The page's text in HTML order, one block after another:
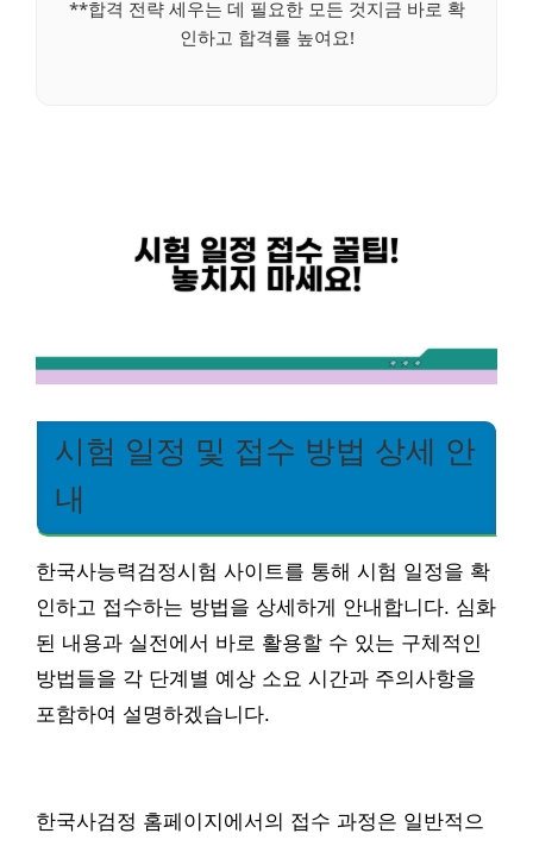
**합격 전략 세우는 데 필요한 모든 것지금 바로 확
인하고 합격률 높여요!
시험 일정 및 접수 방법 상세 안
내
한국사능력검정시험 사이트를 통해 시험 일정을 확
인하고 접수하는 방법을 상세하게 안내합니다. 심화
된 내용과 실전에서 바로 활용할 수 있는 구체적인
방법들을 각 단계별 예상 소요 시간과 주의사항을
포함하여 설명하겠습니다.
한국사검정 홈페이지에서의 접수 과정은 일반적으